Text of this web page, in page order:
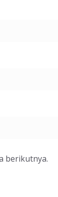
berikutnya.